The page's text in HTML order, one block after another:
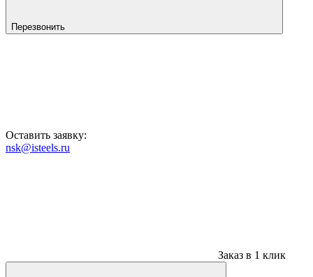
Перезвонить
Оставить заявку:
nsk@isteels.ru
Заказ в 1 клик